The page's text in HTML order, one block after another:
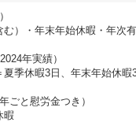
む）・年末年始休暇・年次
年実績）
季休暇3日、年末年始休暇
ごと慰労金つき）
暇